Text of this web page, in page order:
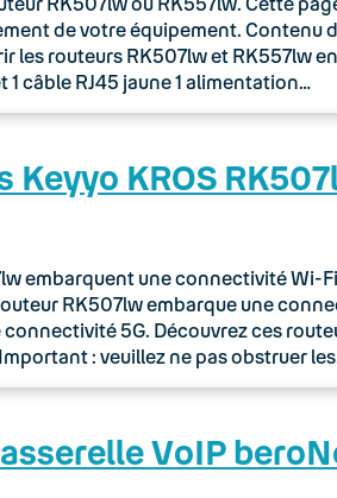
de votre équipement. Contenu
les routeurs RK507lw et RK557lw
1 câble RJ45 jaune 1 alimentation…
KROS
embarquent une connectivité Wi-
RK507lw embarque une
5G. Découvrez ces
: veuillez ne pas obstruer
VoIP